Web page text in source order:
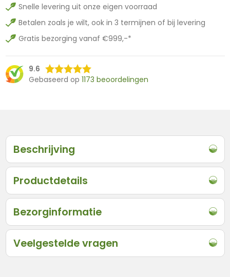
Snelle levering uit onze eigen voorraad
Betalen zoals je wilt, ook in 3 termijnen of bij levering
Gratis bezorging vanaf €999,-*
9.6
Gebaseerd op 1173 beoordelingen
Beschrijving
Productdetails
Bezorginformatie
Veelgestelde vragen